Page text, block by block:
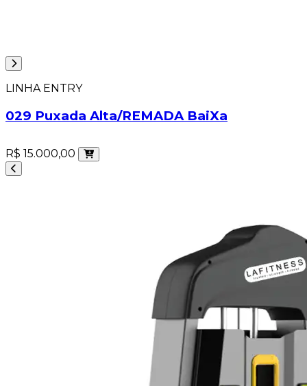
LINHA ENTRY
029 Puxada Alta/REMADA BaiXa
R$ 15.000,00